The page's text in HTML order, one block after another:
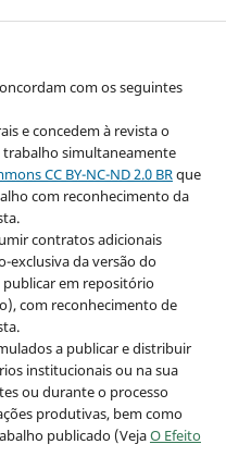
com os seguintes
e concedem à revista o
simultaneamente
CC BY-NC-ND 2.0 BRque
com reconhecimento da
contratos adicionais
exclusiva da versão do
em repositório
com reconhecimento de
a publicar e distribuir
institucionais ou na sua
ou durante o processo
produtivas, bem como
publicado (VejaO Efeito